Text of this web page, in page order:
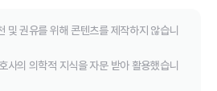
및 권유를 위해 콘텐츠를 제작하지 않습니
사의 의학적 지식을 자문 받아 활용했습니